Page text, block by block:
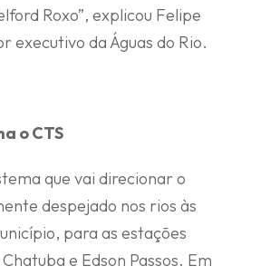
Roxo”, explicou Felipe
executivo da Águas do Rio.
o CTS
que vai direcionar o
despejado nos rios às
para as estações
e Edson Passos. Em